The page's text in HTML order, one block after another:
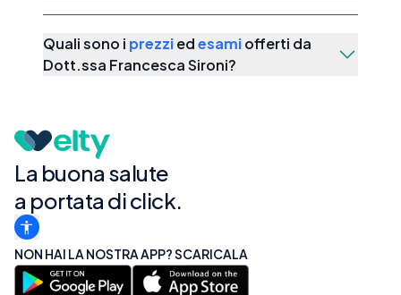
Quali sono i prezziedesamiofferti da
Dott.ssa Francesca Sironi?
La buona salute
a portata di click.
NON HAI LA NOSTRA APP? SCARICALA